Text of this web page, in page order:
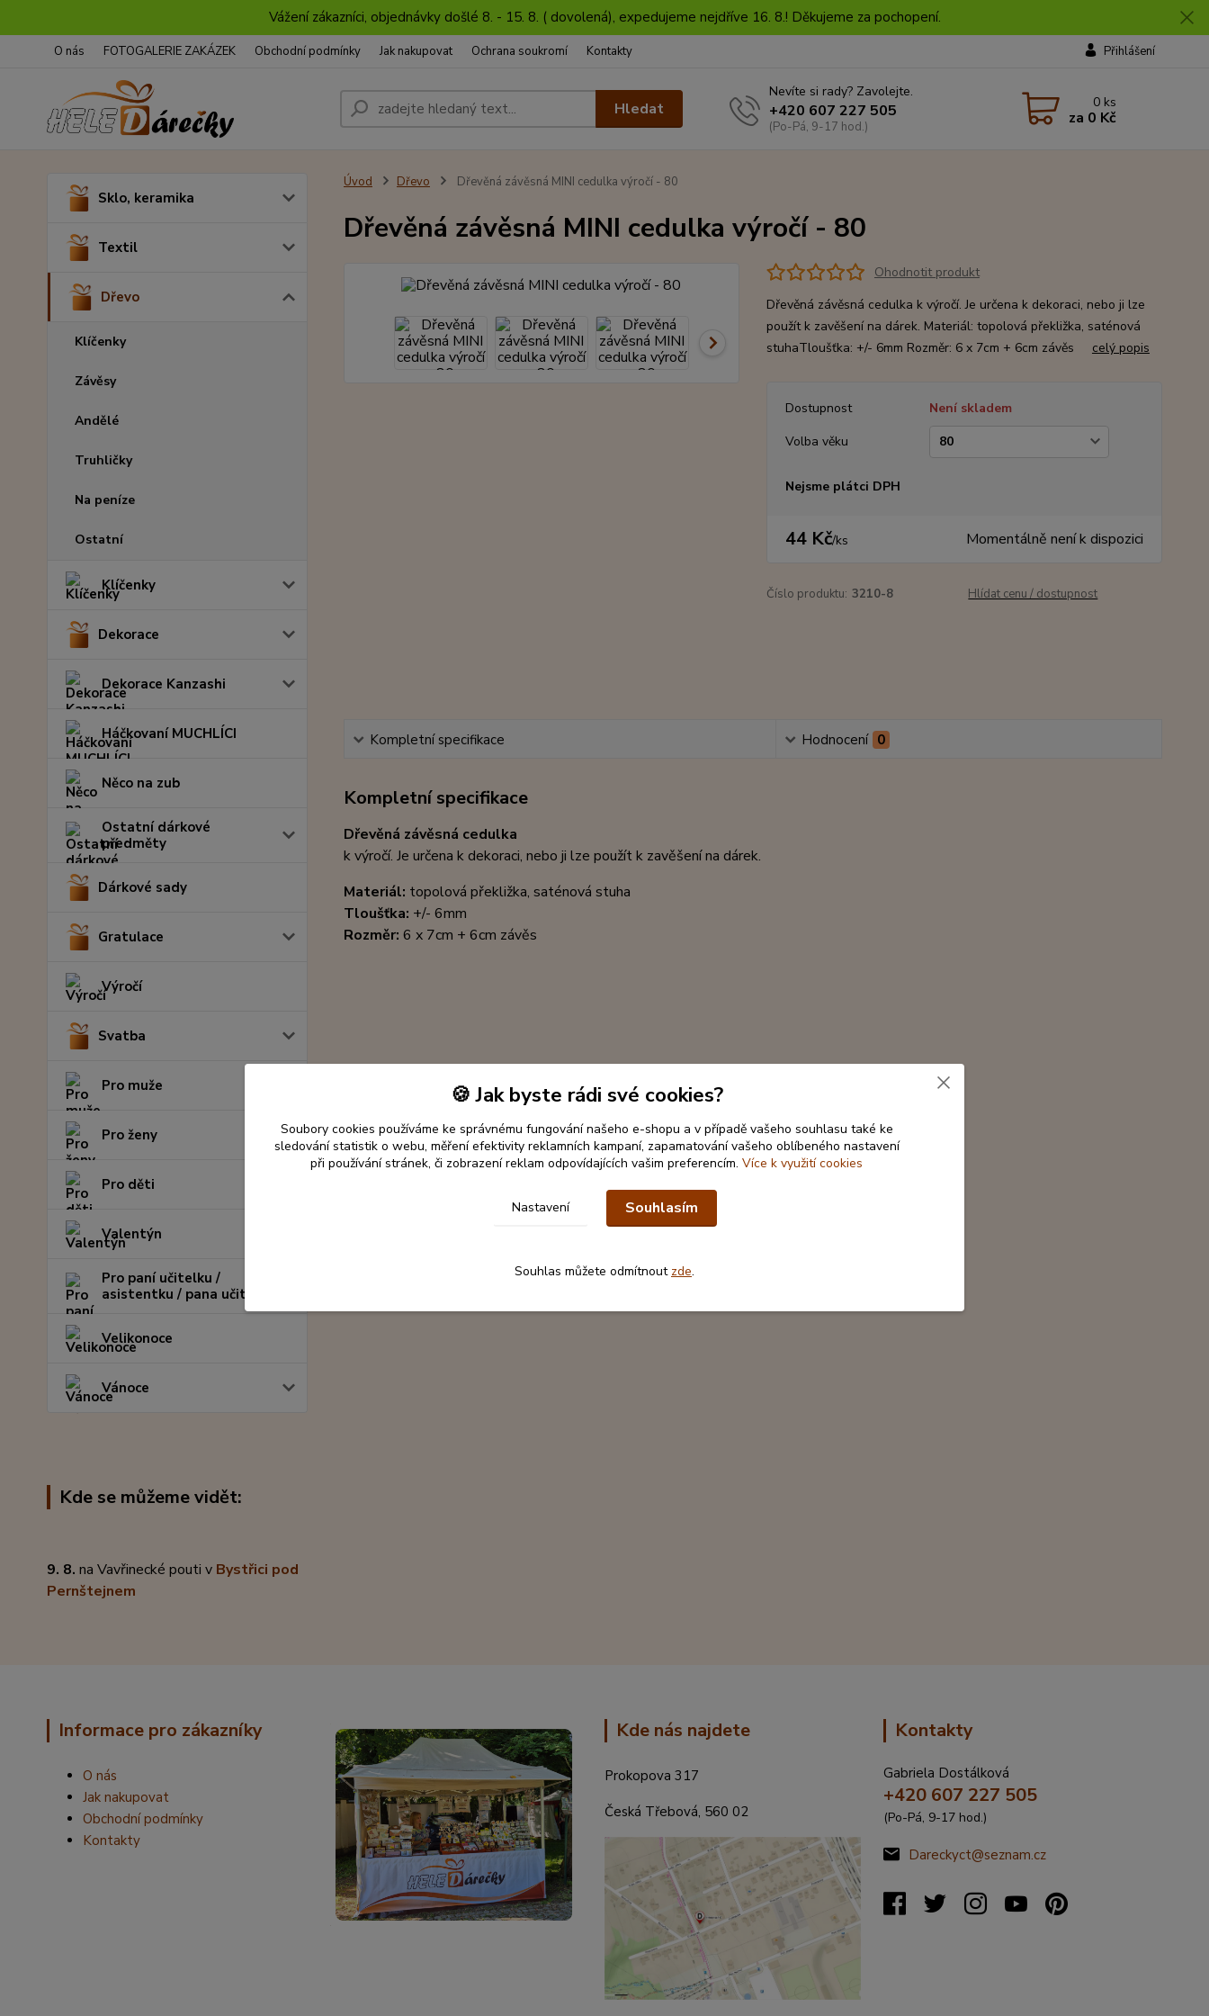
Vážení zákazníci, objednávky došlé 8. - 15. 8. ( dovolená), expedujeme nejdříve 16. 8.! Děkujeme za pochopení.
O nás FOTOGALERIE ZAKÁZEK Obchodní podmínky Jak nakupovat Ochrana soukromí Kontakty Přihlášení
Hledat
Nevíte si rady? Zavolejte.
+420 607 227 505
(Po-Pá, 9-17 hod.)
0 ks
za 0 Kč
Sklo, keramika
Textil
Dřevo
Klíčenky
Závěsy
Andělé
Truhličky
Na peníze
Ostatní
Klíčenky
Dekorace
Dekorace Kanzashi
Háčkovaní MUCHLÍCI
Něco na zub
Ostatní dárkové
předměty
Dárkové sady
Gratulace
Výročí
Svatba
Pro muže
Pro ženy
Pro děti
Valentýn
Pro paní učitelku /
asistentku / pana učitele
Velikonoce
Vánoce
Kde se můžeme vidět:
9. 8. na Vavřinecké pouti v Bystřici pod
Pernštejnem
Úvod Dřevo Dřevěná závěsná MINI cedulka výročí - 80
Dřevěná závěsná MINI cedulka výročí - 80
Ohodnotit produkt
Dřevěná závěsná cedulka k výročí. Je určena k dekoraci, nebo ji lze
použít k zavěšení na dárek. Materiál: topolová překližka, saténová
stuhaTloušťka: +/- 6mm Rozměr: 6 x 7cm + 6cm závěs celý popis
Dostupnost
Není skladem
Volba věku
Nejsme plátci DPH
44 Kč/ks Momentálně není k dispozici
Číslo produktu: 3210-8 Hlídat cenu / dostupnost
Kompletní specifikace Hodnocení 0
Kompletní specifikace
Dřevěná závěsná cedulka
k výročí. Je určena k dekoraci, nebo ji lze použít k zavěšení na dárek.
Materiál: topolová překližka, saténová stuha
Tloušťka: +/- 6mm
Rozměr: 6 x 7cm + 6cm závěs
Informace pro zákazníky
O nás
Jak nakupovat
Obchodní podmínky
Kontakty
Kde nás najdete
Prokopova 317
Česká Třebová, 560 02
Kontakty
Gabriela Dostálková
+420 607 227 505
(Po-Pá, 9-17 hod.)
Dareckyct@seznam.cz
🍪 Jak byste rádi své cookies?
Soubory cookies používáme ke správnému fungování našeho e-shopu a v případě vašeho souhlasu také ke
sledování statistik o webu, měření efektivity reklamních kampaní, zapamatování vašeho oblíbeného nastavení
při používání stránek, či zobrazení reklam odpovídajících vašim preferencím. Více k využití cookies
Nastavení Souhlasím
Souhlas můžete odmítnout zde.